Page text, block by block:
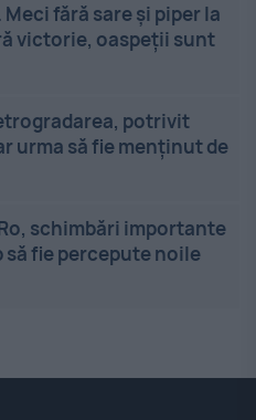
Meci fără sare și piper la
victorie, oaspeții sunt
potrivit
urma să fie menținut de
schimbări importante
să fie percepute noile